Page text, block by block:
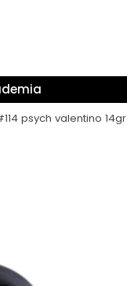
psych valentino 14gr